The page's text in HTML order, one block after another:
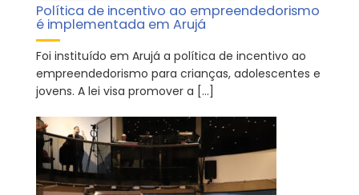
Política de incentivo ao empreendedorismo
é implementada em Arujá
Foi instituído em Arujá a política de incentivo ao
empreendedorismo para crianças, adolescentes e
jovens. A lei visa promover a […]